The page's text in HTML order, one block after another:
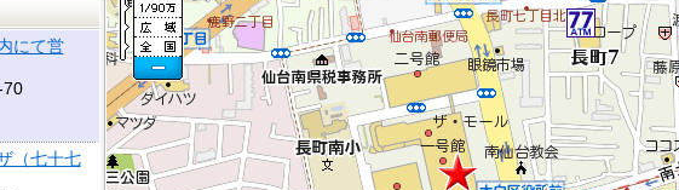
にて営
70
（七十七